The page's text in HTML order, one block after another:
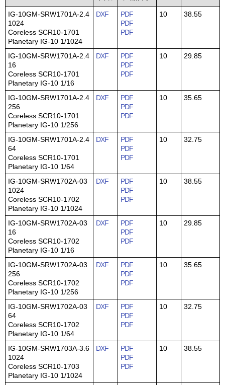
IG-10GM-SRW1701A-2.4
1024
Coreless SCR10-1701
Planetary IG-10 1/1024
DXF
PDF
PDF
PDF
10 38.55
IG-10GM-SRW1701A-2.4
16
Coreless SCR10-1701
Planetary IG-10 1/16
DXF
PDF
PDF
PDF
10 29.85
IG-10GM-SRW1701A-2.4
256
Coreless SCR10-1701
Planetary IG-10 1/256
DXF
PDF
PDF
PDF
10 35.65
IG-10GM-SRW1701A-2.4
64
Coreless SCR10-1701
Planetary IG-10 1/64
DXF
PDF
PDF
PDF
10 32.75
IG-10GM-SRW1702A-03
1024
Coreless SCR10-1702
Planetary IG-10 1/1024
DXF
PDF
PDF
PDF
10 38.55
IG-10GM-SRW1702A-03
16
Coreless SCR10-1702
Planetary IG-10 1/16
DXF
PDF
PDF
PDF
10 29.85
IG-10GM-SRW1702A-03
256
Coreless SCR10-1702
Planetary IG-10 1/256
DXF
PDF
PDF
PDF
10 35.65
IG-10GM-SRW1702A-03
64
Coreless SCR10-1702
Planetary IG-10 1/64
DXF
PDF
PDF
PDF
10 32.75
IG-10GM-SRW1703A-3.6
1024
Coreless SCR10-1703
Planetary IG-10 1/1024
DXF
PDF
PDF
PDF
10 38.55